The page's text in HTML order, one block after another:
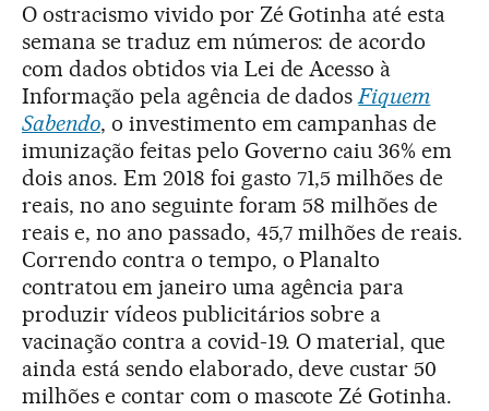
O ostracismo vivido por Zé Gotinha até esta
semana se traduz em números: de acordo
com dados obtidos via Lei de Acesso à
Informação pela agência de dadosFiquem
Sabendo, o investimento em campanhas de
imunização feitas pelo Governo caiu 36% em
dois anos. Em 2018 foi gasto 71,5 milhões de
reais, no ano seguinte foram 58 milhões de
reais e, no ano passado, 45,7 milhões de reais.
Correndo contra o tempo, o Planalto
contratou em janeiro uma agência para
produzir vídeos publicitários sobre a
vacinação contra a covid-19. O material, que
ainda está sendo elaborado, deve custar 50
milhões e contar com o mascote Zé Gotinha.